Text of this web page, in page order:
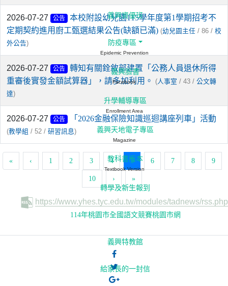
2026-07-27 公告
本校附設幼兒園115學年度第1學期招考不
定期契約進用廚工甄選結果公告(缺額已滿) (幼兒園主任 / 86 / 校
外公告)
2026-07-27 公告
轉知有關銓敘部建置「公務人員退休所得
重審後實發金額試算器」，請多加利用。
(人事室 / 43 / 公文轉
達)
2026-07-27 公告 「2026金融保險知識巡迴講座列車」活動
(教學組 / 52 / 研習訊息)
« ‹ 1 2 3 4 5(current)
6 7 8 9
10 › »
https://www.yhes.tyc.edu.tw/modules/tadnews/rss.php
義興資優班
防疫專區
Epidemic Prevention
義興臉書
Facebook
升學輔導專區
Enrollment Area
義興天地電子專區
Magazine
教科書版本
Textbook Version
轉學及新生報到
114年桃園市全國語文競賽桃園市網
義興特教館
給家長的一封信